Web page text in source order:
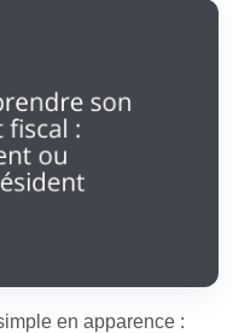
en apparence :